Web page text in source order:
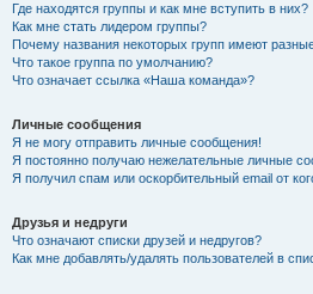
Где находятся группы и как мне вступить в них?
Как мне стать лидером группы?
Почему названия некоторых групп имеют
Что такое группа по умолчанию?
Что означает ссылка «Наша команда»?
Личные сообщения
Я не могу отправить личные сообщения!
Я постоянно получаю нежелательные личные
Я получил спам или оскорбительный email от
Друзья и недруги
Что означают списки друзей и недругов?
Как мне добавлять/удалять пользователей в